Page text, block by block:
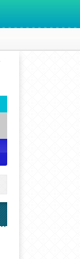
ve Özellikleri